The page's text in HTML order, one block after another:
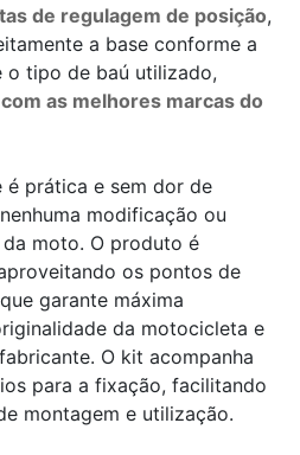
de regulagem de posição,
a base conforme a
o tipo de baú utilizado,
as melhores marcas do
prática e sem dor de
modificação ou
moto. O produto é
os pontos de
garante máxima
da motocicleta e
O kit acompanha
para a fixação, facilitando
montagem e utilização.